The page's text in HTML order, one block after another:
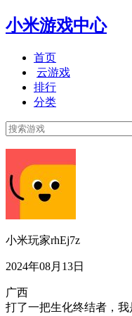
小米游戏中心
首页
云游戏
排行
分类
小米玩家rhEj7z
2024年08月13日
广西
打了一把生化终结者，